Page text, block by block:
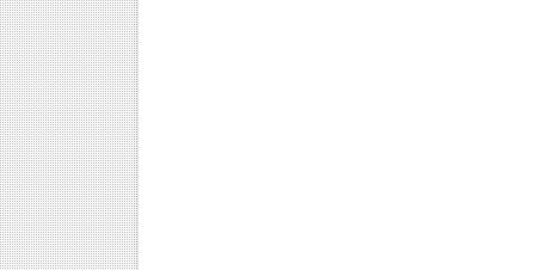
தமிழ்நாடு அரசு ஊழியர்கள்